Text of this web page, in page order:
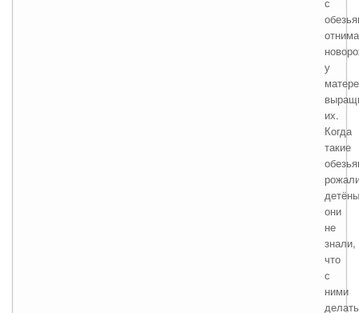
с
у
их.
Когда
такие
они
не
знали,
что
с
ними